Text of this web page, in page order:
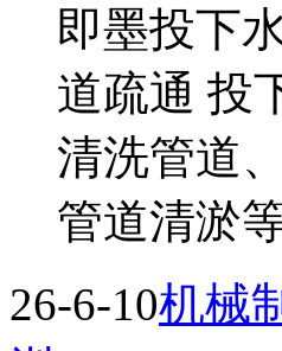
即墨投下
道疏通 投
清洗管道
管道清淤
26-6-10机械